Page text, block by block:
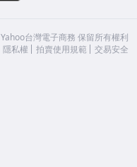
Yahoo台灣電子商務 保留所有權利
隱私權 拍賣使用規範 交易安全